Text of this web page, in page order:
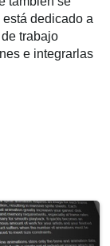
dedicado a
trabajo
e integrarlas